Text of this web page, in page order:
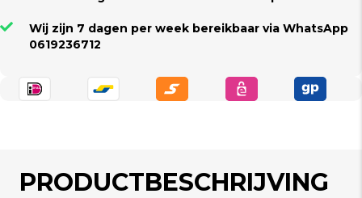
Wij zijn 7 dagen per week bereikbaar via WhatsApp
0619236712
PRODUCTBESCHRIJVING